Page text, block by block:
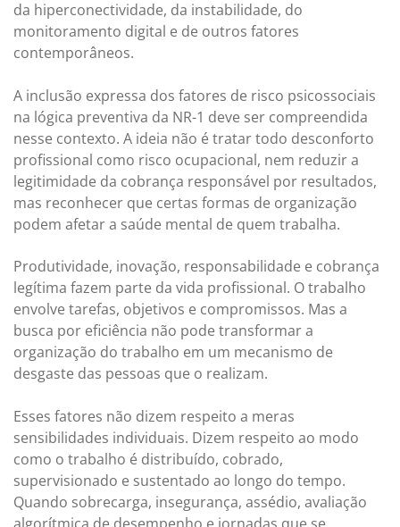
da hiperconectividade, da instabilidade, do
monitoramento digital e de outros fatores
contemporâneos.
A inclusão expressa dos fatores de risco psicossociais
na lógica preventiva da NR-1 deve ser compreendida
nesse contexto. A ideia não é tratar todo desconforto
profissional como risco ocupacional, nem reduzir a
legitimidade da cobrança responsável por resultados,
mas reconhecer que certas formas de organização
podem afetar a saúde mental de quem trabalha.
Produtividade, inovação, responsabilidade e cobrança
legítima fazem parte da vida profissional. O trabalho
envolve tarefas, objetivos e compromissos. Mas a
busca por eficiência não pode transformar a
organização do trabalho em um mecanismo de
desgaste das pessoas que o realizam.
Esses fatores não dizem respeito a meras
sensibilidades individuais. Dizem respeito ao modo
como o trabalho é distribuído, cobrado,
supervisionado e sustentado ao longo do tempo.
Quando sobrecarga, insegurança, assédio, avaliação
algorítmica de desempenho e jornadas que se